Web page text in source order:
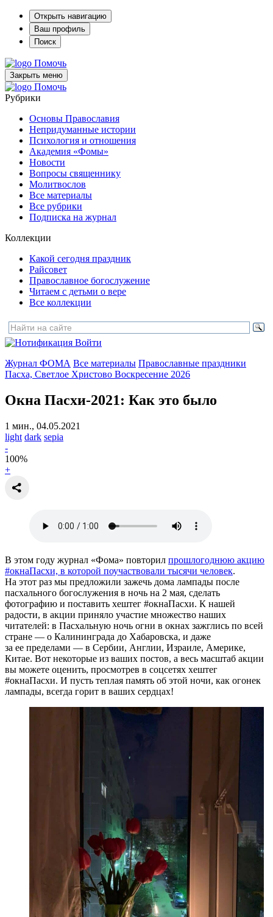
Открыть навигацию
Ваш профиль
Поиск
Помочь
Закрыть меню
Помочь
Рубрики
Основы Православия
Непридуманные истории
Психология и отношения
Академия «Фомы»
Новости
Вопросы священнику
Молитвослов
Все материалы
Все рубрики
Подписка на журнал
Коллекции
Какой сегодня праздник
Райсовет
Православное богослужение
Читаем с детьми о вере
Все коллекции
Войти
Журнал ФОМА Все материалы Православные праздники
Пасха, Светлое Христово Воскресение 2026
Окна Пасхи-2021: Как это было
1 мин., 04.05.2021
light dark sepia
-
100%
+
В этом году журнал «Фома» повторил прошлогоднюю акцию
#окнаПасхи, в которой поучаствовали тысячи человек.
На этот раз мы предложили зажечь дома лампады после
пасхального богослужения в ночь на 2 мая, сделать
фотографию и поставить хештег #окнаПасхи. К нашей
радости, в акции приняло участие множество наших
читателей: в Пасхальную ночь огни в окнах зажглись по всей
стране — о Калининграда до Хабаровска, и даже
за ее пределами — в Сербии, Англии, Израиле, Америке,
Китае. Вот некоторые из ваших постов, а весь масштаб акции
вы можете оценить, просмотрев в соцсетях хештег
#окнаПасхи. И пусть теплая память об этой ночи, как огонек
лампады, всегда горит в ваших сердцах!